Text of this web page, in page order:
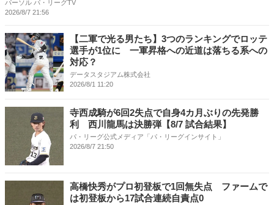
パーソル パ・リーグTV
2026/8/7 21:56
【二軍で光る男たち】3つのランキングでロッテ
選手が1位に 一軍昇格への近道は落ちる系への
対応？
データスタジアム株式会社
2026/8/1 11:20
寺西成騎が6回2失点で自身4カ月ぶりの先発勝
利 西川龍馬は決勝弾【8/7 試合結果】
パ・リーグ公式メディア「パ・リーグインサイト」
2026/8/7 21:50
高橋快秀がプロ初登板で1回無失点 ファームで
は初登板から17試合連続自責点0